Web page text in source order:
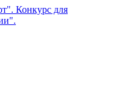
Конкурс для